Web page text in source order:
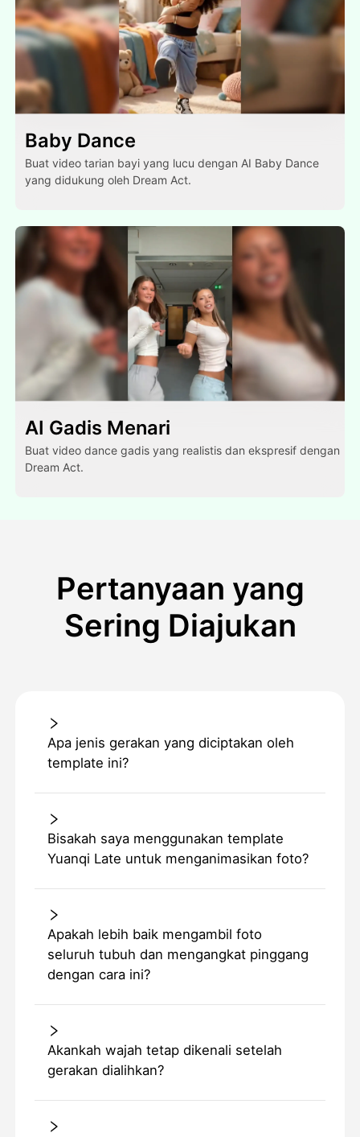
Baby Dance
Buat video tarian bayi yang lucu dengan AI Baby Dance
yang didukung oleh Dream Act.
AI Gadis Menari
Buat video dance gadis yang realistis dan ekspresif dengan
Dream Act.
Pertanyaan yang
Sering Diajukan
Apa jenis gerakan yang diciptakan oleh
template ini?
Bisakah saya menggunakan template
Yuanqi Late untuk menganimasikan foto?
Apakah lebih baik mengambil foto
seluruh tubuh dan mengangkat pinggang
dengan cara ini?
Akankah wajah tetap dikenali setelah
gerakan dialihkan?